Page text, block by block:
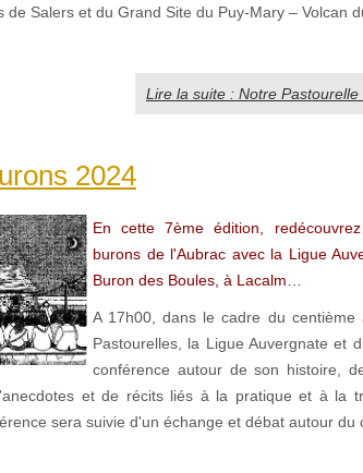
de Salers et du Grand Site du Puy-Mary – Volcan
Lire la suite : Notre
2024
En cette 7ème édition,
burons de l'Aubrac avec la Ligue
Buron des Boules, à Lacalm…
A 17h00, dans le cadre du centième
Pastourelles, la Ligue Auvergnate et
conférence autour de son histoire,
et de récits liés à la pratique et à la
sera suivie d'un échange et débat autour